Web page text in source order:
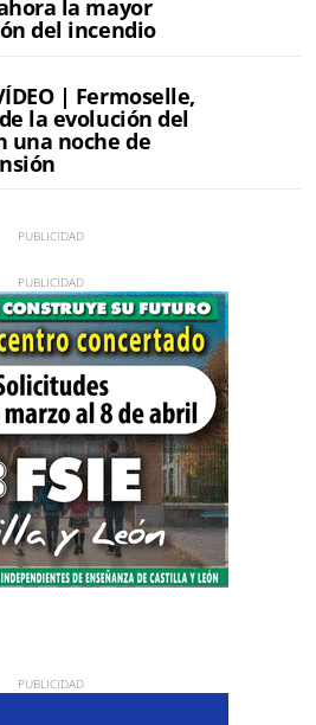
la mayor
del incendio
| Fermoselle,
la evolución del
una noche de